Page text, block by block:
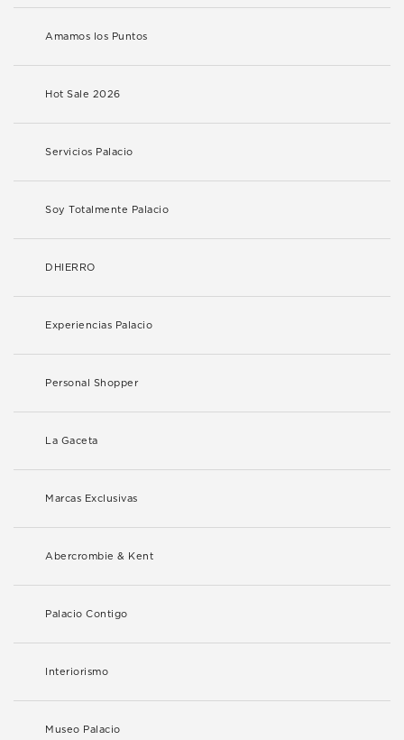
Amamos los Puntos
Hot Sale 2026
Servicios Palacio
Soy Totalmente Palacio
DHIERRO
Experiencias Palacio
Personal Shopper
La Gaceta
Marcas Exclusivas
Abercrombie & Kent
Palacio Contigo
Interiorismo
Museo Palacio